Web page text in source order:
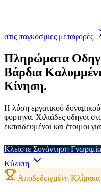
στις παγκόσμιες μεταφορές
Πληρώματα
Βάρδια
Κίνηση.
Η λύση εργατικού
φορτηγά. Χιλιάδες οδηγοί
εκπαιδευμένοι και έτοιμοι
Κλείστε Συνάντηση
Κύλιση
Αποδεδειγμένη Κλίμακα